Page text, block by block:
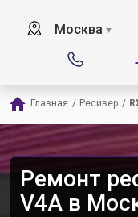
Москва ▼
Главная / Ресивер /
Ремонт
V4A в